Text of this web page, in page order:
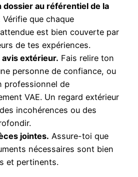
dossier au référentiel de la
Vérifie que chaque
est bien couverte par
de tes expériences.
avis extérieur. Fais relire ton
personne de confiance, ou
professionnel de
VAE. Un regard extérieur
incohérences ou des
jointes. Assure-toi que
nécessaires sont bien
et pertinents.